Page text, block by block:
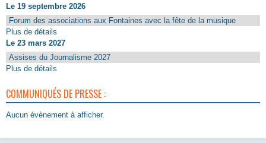
Le 19 septembre 2026
Forum des associations aux Fontaines avec la fête de la musique
Plus de détails
Le 23 mars 2027
Assises du Journalisme 2027
Plus de détails
COMMUNIQUÉS DE PRESSE :
Aucun évènement à afficher.